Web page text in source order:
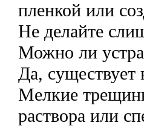
пленкой или
Не делайте
Можно ли
Да, существует
Мелкие
раствора или